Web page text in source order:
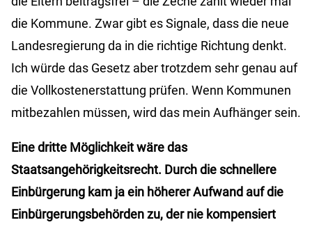
die Kommune. Zwar gibt es Signale, dass die neue
Landesregierung da in die richtige Richtung denkt.
Ich würde das Gesetz aber trotzdem sehr genau auf
die Vollkostenerstattung prüfen. Wenn Kommunen
mitbezahlen müssen, wird das mein Aufhänger sein.
Eine dritte Möglichkeit wäre das
Staatsangehörigkeitsrecht. Durch die schnellere
Einbürgerung kam ja ein höherer Aufwand auf die
Einbürgerungsbehörden zu, der nie kompensiert